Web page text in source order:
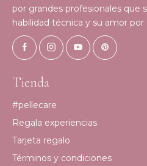
por grandes profesionales que
habilidad técnica y su amor por
Tienda
#pellecare
Regala experiencias
Tarjeta regalo
Términos y condiciones